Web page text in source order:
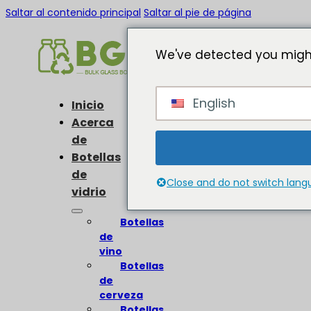
Saltar al contenido principal Saltar al pie de página
Inicio
Acerca
de
Botellas
de
vidrio
Botellas
de
vino
Botellas
de
cerveza
We've detected you
English
Close and do not switch